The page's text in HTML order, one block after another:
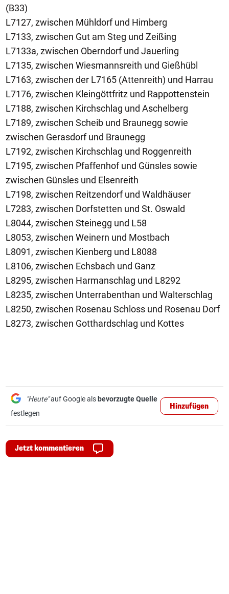
(B33)
L7127, zwischen Mühldorf und Himberg
L7133, zwischen Gut am Steg und Zeißing
L7133a, zwischen Oberndorf und Jauerling
L7135, zwischen Wiesmannsreith und Gießhübl
L7163, zwischen der L7165 (Attenreith) und Harrau
L7176, zwischen Kleingöttfritz und Rappottenstein
L7188, zwischen Kirchschlag und Aschelberg
L7189, zwischen Scheib und Braunegg sowie
zwischen Gerasdorf und Braunegg
L7192, zwischen Kirchschlag und Roggenreith
L7195, zwischen Pfaffenhof und Günsles sowie
zwischen Günsles und Elsenreith
L7198, zwischen Reitzendorf und Waldhäuser
L7283, zwischen Dorfstetten und St. Oswald
L8044, zwischen Steinegg und L58
L8053, zwischen Weinern und Mostbach
L8091, zwischen Kienberg und L8088
L8106, zwischen Echsbach und Ganz
L8295, zwischen Harmanschlag und L8292
L8235, zwischen Unterrabenthan und Walterschlag
L8250, zwischen Rosenau Schloss und Rosenau Dorf
L8273, zwischen Gotthardschlag und Kottes
"Heute"auf Google als bevorzugte Quelle
festlegen
Hinzufügen
Jetzt kommentieren